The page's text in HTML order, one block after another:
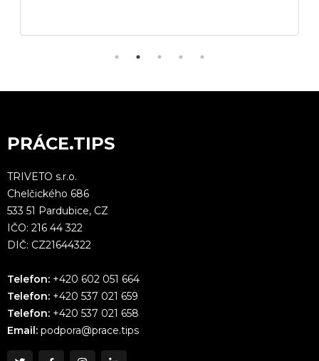
PRÁCE.TIPS
TRIVETO s.r.o.
Chelčického 686
533 51 Pardubice, CZ
IČO: 216 44 322
DIČ: CZ21644322
Telefon: +420 602 051 664
Telefon: +420 537 021 659
Telefon: +420 537 021 658
Email: podpora@prace.tips